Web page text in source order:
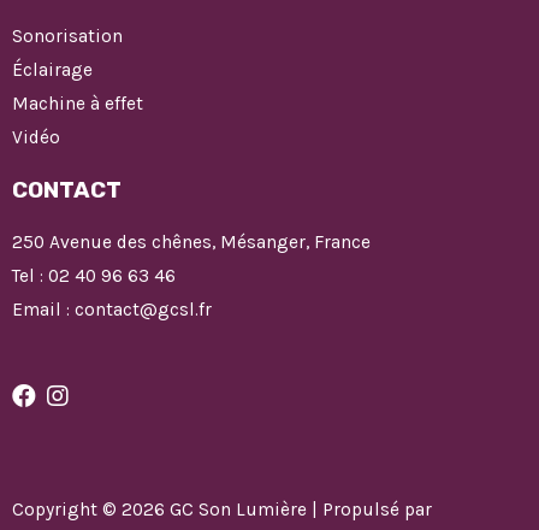
Sonorisation
Éclairage
Machine à effet
Vidéo
CONTACT
250 Avenue des chênes, Mésanger, France
Tel : 02 40 96 63 46
Email : contact@gcsl.fr
Copyright © 2026 GC Son Lumière | Propulsé par